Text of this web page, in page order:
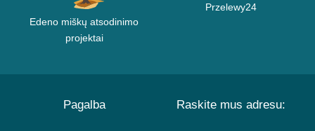
Edeno miškų atsodinimo
projektai
Przelewy24
Pagalba Raskite mus adresu: